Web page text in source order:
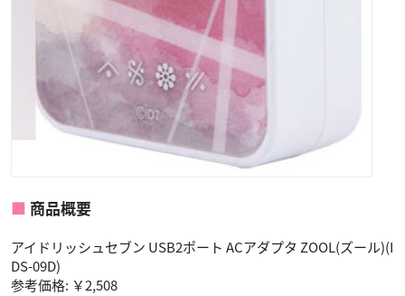
商品概要
アイドリッシュセブン USB2ポート ACアダプタ ZOOL(ズール)(I
DS-09D)
参考価格: ￥2,508